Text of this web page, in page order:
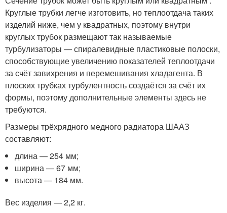
Круглые трубки легче изготовить, но теплоотдача таких
изделий ниже, чем у квадратных, поэтому внутри
круглых трубок размещают так называемые
турбулизаторы — спиралевидные пластиковые полоски,
способствующие увеличению показателей теплоотдачи
за счёт завихрения и перемешивания хладагента. В
плоских трубках турбулентность создаётся за счёт их
формы, поэтому дополнительные элементы здесь не
требуются.
Размеры трёхрядного медного радиатора ШААЗ
составляют:
длина — 254 мм;
ширина — 67 мм;
высота — 184 мм.
Вес изделия — 2,2 кг.